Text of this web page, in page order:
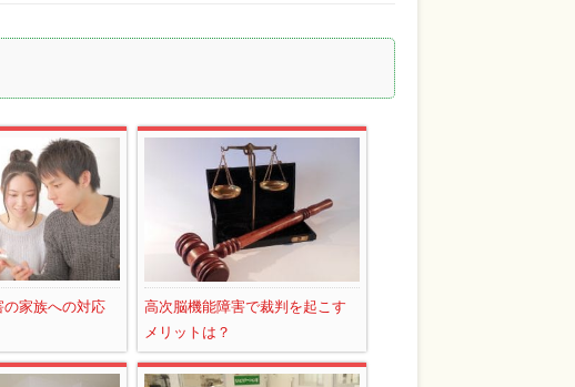
家族への対応
高次脳機能障害で裁判を起こす
メリットは？